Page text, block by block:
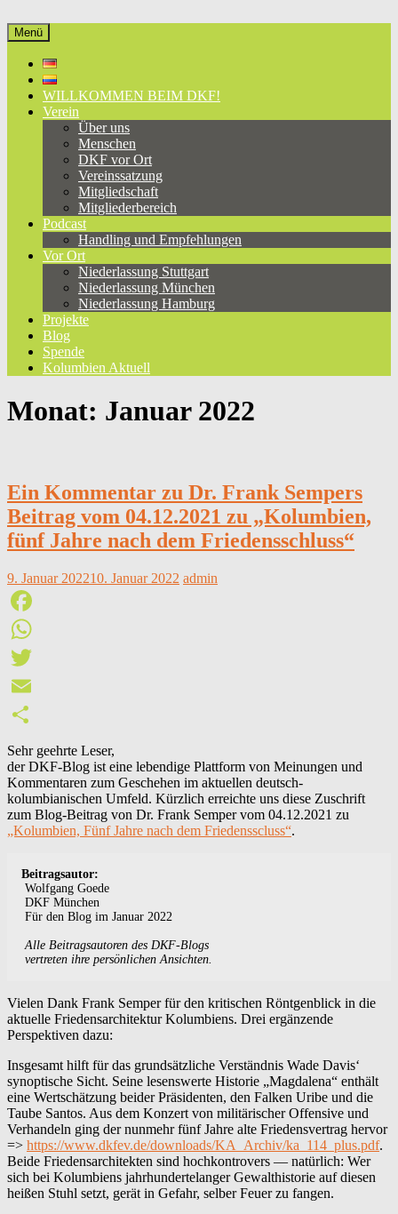
Inhalt
springen
Deutsch-Kolumbianischer Freundeskreis e.V.
eine Brücke zwischen Deutschland und Kolumbien, seit 1981
Menü
WILLKOMMEN BEIM DKF!
Verein
Über uns
Menschen
DKF vor Ort
Vereinssatzung
Mitgliedschaft
Mitgliederbereich
Podcast
Handling und Empfehlungen
Vor Ort
Niederlassung Stuttgart
Niederlassung München
Niederlassung Hamburg
Projekte
Blog
Spende
Kolumbien Aktuell
Monat: Januar 2022
Ein Kommentar zu Dr. Frank Sempers
Beitrag vom 04.12.2021 zu „Kolumbien,
fünf Jahre nach dem Friedensschluss“
9. Januar 202210. Januar 2022 admin
Facebook
WhatsApp
Twitter
Email
Teilen
Sehr geehrte Leser,
der DKF-Blog ist eine lebendige Plattform von Meinungen und
Kommentaren zum Geschehen im aktuellen deutsch-
kolumbianischen Umfeld. Kürzlich erreichte uns diese Zuschrift
zum Blog-Beitrag von Dr. Frank Semper vom 04.12.2021 zu
„Kolumbien, Fünf Jahre nach dem Friedensscluss“.
Beitragsautor:
Wolfgang Goede
DKF München
Für den Blog im Januar 2022
Alle Beitragsautoren des DKF-Blogs
vertreten ihre persönlichen Ansichten.
Vielen Dank Frank Semper für den kritischen Röntgenblick in die
aktuelle Friedensarchitektur Kolumbiens. Drei ergänzende
Perspektiven dazu:
Insgesamt hilft für das grundsätzliche Verständnis Wade Davis‘
synoptische Sicht. Seine lesenswerte Historie „Magdalena“ enthält
eine Wertschätzung beider Präsidenten, den Falken Uribe und die
Taube Santos. Aus dem Konzert von militärischer Offensive und
Verhandeln ging der nunmehr fünf Jahre alte Friedensvertrag hervor
=> https://www.dkfev.de/downloads/KA_Archiv/ka_114_plus.pdf.
Beide Friedensarchitekten sind hochkontrovers — natürlich: Wer
sich bei Kolumbiens jahrhundertelanger Gewalthistorie auf diesen
heißen Stuhl setzt, gerät in Gefahr, selber Feuer zu fangen.